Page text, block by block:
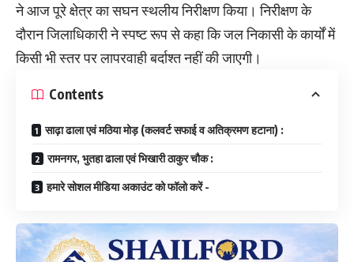
ने आज पूरे क्षेत्र का सघन स्थलीय निरीक्षण किया। निरीक्षण के
दौरान जिलाधिकारी ने स्पष्ट रूप से कहा कि जल निकासी के कार्यों में
किसी भी स्तर पर लापरवाही बर्दाश्त नहीं की जाएगी।
Contents
साढ़ा ढाला एवं मठिया मोड़ (कलवर्ट सफाई व अतिक्रमण हटाना) :​
रामनगर, भुतहा ढाला एवं भिखारी ठाकुर चौक :
हमारे सोशल मीडिया अकाउंट को फॉलो करें -